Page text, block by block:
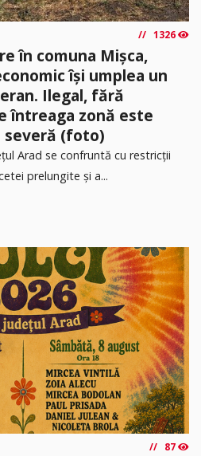
1326
în comuna Mișca,
își umplea un
Ilegal, fără
întreaga zonă este
(foto)
Arad se confruntă cu restricții
prelungite și a...
87